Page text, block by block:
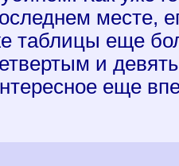
месте,
таблицы еще
и
еще